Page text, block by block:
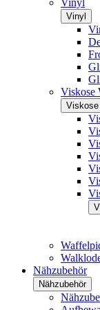
Vinyl
Vinyl
Viskose
Viskose
Nähzubehör
Nähzubehör